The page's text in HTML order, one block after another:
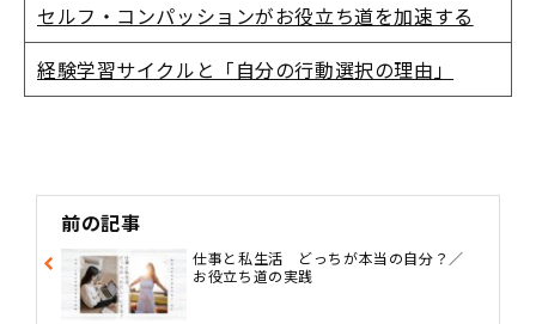
セルフ・コンパッションがお役立ち道を加速する
経験学習サイクルと「自分の行動選択の理由」
前の記事
仕事と私生活 どっちが本当の自分？／
お役立ち道の実践